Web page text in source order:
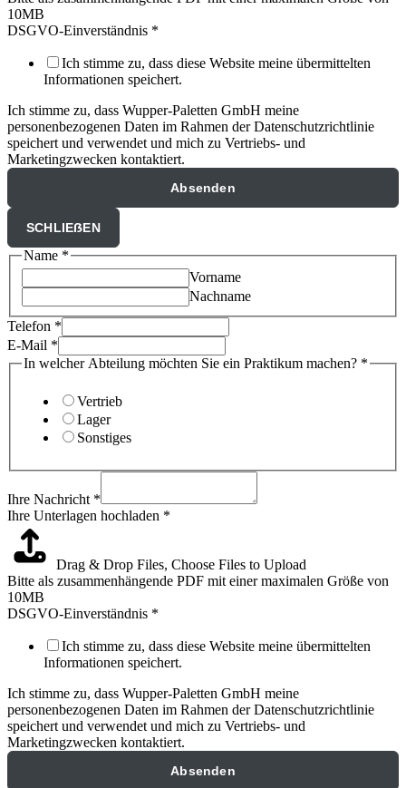
10MB
DSGVO-Einverständnis *
Ich stimme zu, dass diese Website meine übermittelten
Informationen speichert.
Ich stimme zu, dass Wupper-Paletten GmbH meine
personenbezogenen Daten im Rahmen der Datenschutzrichtlinie
speichert und verwendet und mich zu Vertriebs- und
Marketingzwecken kontaktiert.
Absenden
SCHLIEẞEN
Name *
Vorname
Nachname
Telefon *
E-Mail *
In welcher Abteilung möchten Sie ein Praktikum machen? *
Vertrieb
Lager
Sonstiges
Ihre Nachricht *
Ihre Unterlagen hochladen *
Drag & Drop Files, Choose Files to Upload
Bitte als zusammenhängende PDF mit einer maximalen Größe von
10MB
DSGVO-Einverständnis *
Ich stimme zu, dass diese Website meine übermittelten
Informationen speichert.
Ich stimme zu, dass Wupper-Paletten GmbH meine
personenbezogenen Daten im Rahmen der Datenschutzrichtlinie
speichert und verwendet und mich zu Vertriebs- und
Marketingzwecken kontaktiert.
Absenden